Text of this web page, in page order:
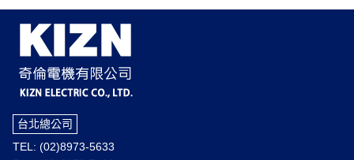
台北總公司
TEL: (02)8973-5633